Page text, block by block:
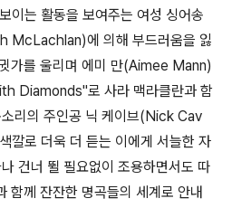
이는 활동을 보여주는 여성 싱어송
McLachlan)에 의해 부드러움을 잃
가를 울리며 에미 만(Aimee Mann)
Diamonds"로 사라 맥라클란과 함
리의 주인공 닉 케이브(Nick Cav
깔로 더욱 더 듣는 이에게 서늘한 자
건너 뛸 필요없이 조용하면서도 따
함께 잔잔한 명곡들의 세계로 안내